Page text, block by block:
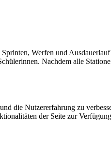
Werfen und
Nachdem alle
die Nutzererfahrung zu
der Seite zur